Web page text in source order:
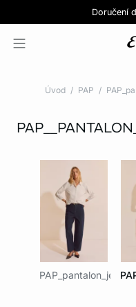
Doručení
SLEVY: kupte si
Love EDIT: podprsenka
Úvod PAP